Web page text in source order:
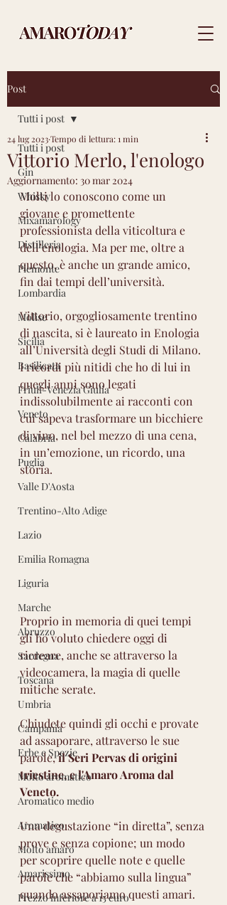
Post
Tutti i post
Gin
Whisky
Mixamarology
Distilleria
Piemonte
Lombardia
Molise
Sicilia
Basilicata
Friuli-Venezia Giulia
Veneto
Calabria
Puglia
Valle D'Aosta
Trentino-Alto Adige
Lazio
Emilia Romagna
Liguria
Marche
Abruzzo
Sardegna
Toscana
Umbria
Campania
Erbe e Spezie
Molto aromatico
Aromatico medio
Aromatico
Molto amaro
Amarissimo
Prezzo inferiore a 15 euro
Tutti i post
Vittorio Merlo, l'enologo
24 lug 2023Tempo di lettura: 1 min
Aggiornamento: 30 mar 2024
Molti lo conoscono come un
giovane e promettente
professionista della viticoltura e
dell’enologia. Ma per me, oltre a
questo, è anche un grande amico,
fin dai tempi dell’università.
Vittorio, orgogliosamente trentino
di nascita, si è laureato in Enologia
all’Università degli Studi di Milano.
I ricordi più nitidi che ho di lui in
quegli anni sono legati
indissolubilmente ai racconti con
cui sapeva trasformare un bicchiere
di vino, nel bel mezzo di una cena,
in un’emozione, un ricordo, una
storia.
Proprio in memoria di quei tempi
gli ho voluto chiedere oggi di
ricreare, anche se attraverso la
videocamera, la magia di quelle
mitiche serate.
Chiudete quindi gli occhi e provate
ad assaporare, attraverso le sue
parole, il Seri Pervas di origini
triestine, e l'Amaro Aroma dal
Veneto.
Una degustazione “in diretta”, senza
prove e senza copione; un modo
per scoprire quelle note e quelle
parole che “abbiamo sulla lingua”
quando assaporiamo questi amari.